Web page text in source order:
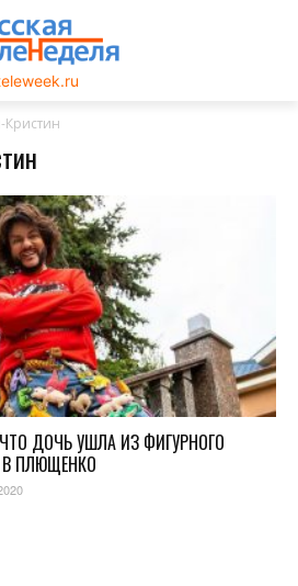
ДОЧЬ УШЛА ИЗ ФИГУРНОГО
ПЛЮЩЕНКО